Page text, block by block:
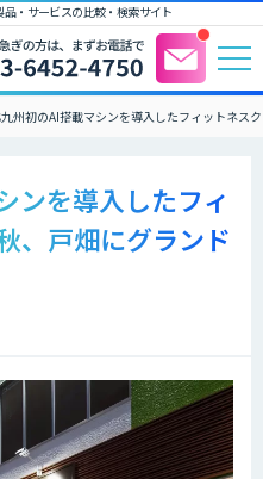
品・サービスの比較・検索サイト
州初のAI搭載マシンを導入したフィットネス
ンを導入したフィ
、戸畑にグランド